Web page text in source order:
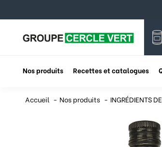
Nos produits Recettes et catalogues
Accueil Nos produits INGRÉDIENTS